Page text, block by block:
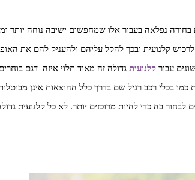
קלנועית ובכך להקל עליהם ולהעניק להם את
עבור קלנועית גדולה זה מאוד תלוי איזה דגם
בכלי רכב רגיל שם בדרך כלל ההוצאות אינן
יותר. לא כל קלנועית גדולה מתאימה ל2 לכן אם אתם מעוניינים לרכוש קלנועית לזוג תצטרכו מראש להסביר שאתם